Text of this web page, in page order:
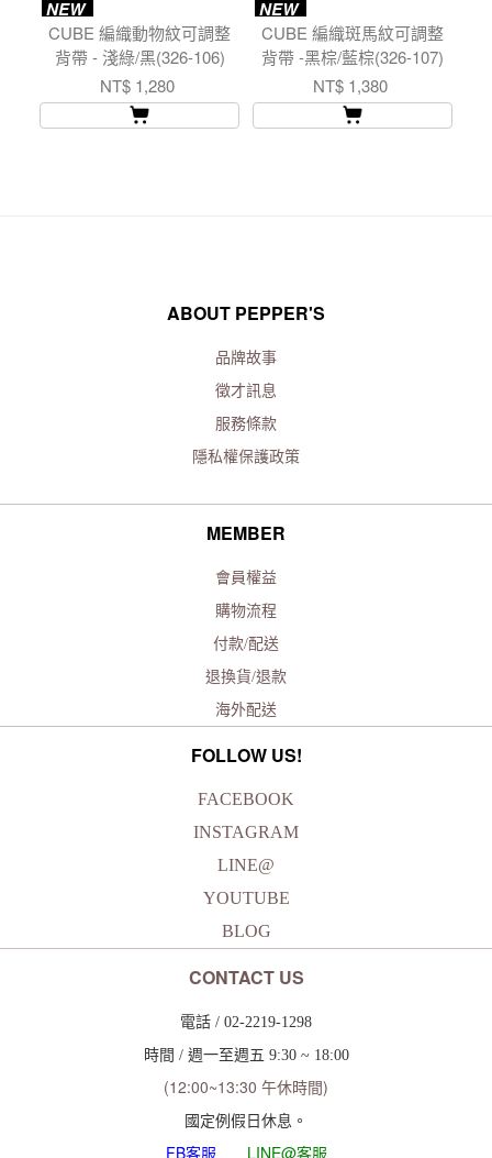
NEW
CUBE 編織動物紋可調整
背帶 - 淺綠/黑(326-106)
NT$ 1,280
NEW
CUBE 編織斑馬紋可調整
背帶 -黑棕/藍棕(326-107)
NT$ 1,380
ABOUT PEPPER'S
品牌故事
徵才訊息
服務條款
隱私權保護政策
MEMBER
會員權益
購物流程
付款/配送
退換貨/退款
海外配送
FOLLOW US!
FACEBOOK
INSTAGRAM
LINE@
YOUTUBE
BLOG
CONTACT US
電話 / 02-2219-1298
時間 / 週一至週五 9:30 ~ 18:00
(12:00~13:30 午休時間)
國定例假日休息。
FB客服 LINE@客服